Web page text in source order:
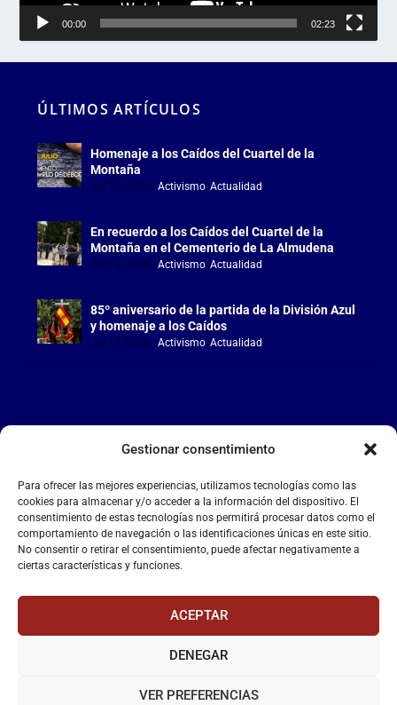
Gestionar consentimiento
Para ofrecer las mejores experiencias, utilizamos tecnologías como las
cookies para almacenar y/o acceder a la información del dispositivo. El
consentimiento de estas tecnologías nos permitirá procesar datos como el
comportamiento de navegación o las identificaciones únicas en este sitio.
No consentir o retirar el consentimiento, puede afectar negativamente a
ciertas características y funciones.
ACEPTAR
DENEGAR
VER PREFERENCIAS
00:00 02:23
ÚLTIMOS ARTÍCULOS
Homenaje a los Caídos del Cuartel de la
Montaña
Jul 18, 2026 |Activismo,Actualidad
En recuerdo a los Caídos del Cuartel de la
Montaña en el Cementerio de La Almudena
Jul 18, 2026 |Activismo,Actualidad
85º aniversario de la partida de la División Azul
y homenaje a los Caídos
Jul 15, 2026 |Activismo,Actualidad
LA FALANGE
Reproductor
de
vídeo